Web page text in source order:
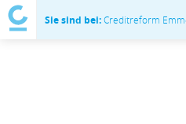
Sie sind bei:Creditreform